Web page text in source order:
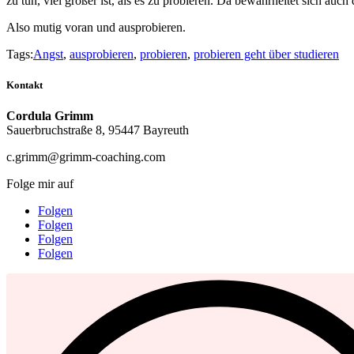
Also mutig voran und ausprobieren.
Tags:Angst, ausprobieren, probieren, probieren geht über studieren
Kontakt
Cordula Grimm
Sauerbruchstraße 8, 95447 Bayreuth
c.grimm@grimm-coaching.com
Folge mir auf
Folgen
Folgen
Folgen
Folgen